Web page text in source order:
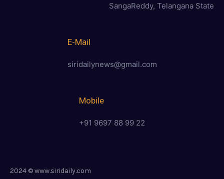
SangaReddy, Telangana State
E-Mail
siridailynews@gmail.com
Mobile
+91 9697 88 99 22
2024 © www.siridaily.com